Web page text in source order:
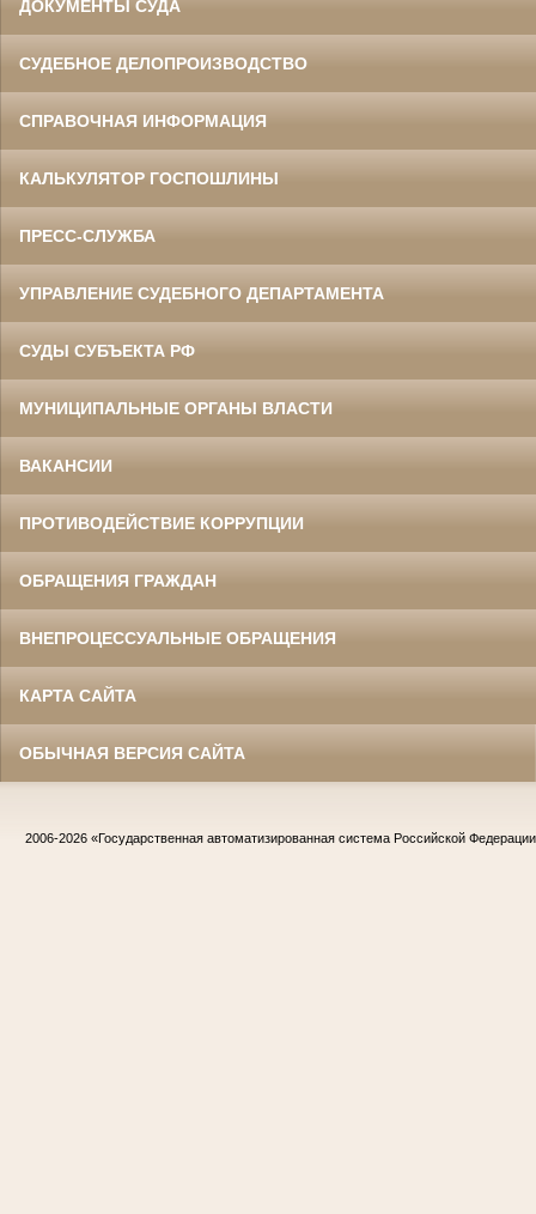
ДОКУМЕНТЫ СУДА
СУДЕБНОЕ ДЕЛОПРОИЗВОДСТВО
СПРАВОЧНАЯ ИНФОРМАЦИЯ
КАЛЬКУЛЯТОР ГОСПОШЛИНЫ
ПРЕСС-СЛУЖБА
УПРАВЛЕНИЕ СУДЕБНОГО ДЕПАРТАМЕНТА
СУДЫ СУБЪЕКТА РФ
МУНИЦИПАЛЬНЫЕ ОРГАНЫ ВЛАСТИ
ВАКАНСИИ
ПРОТИВОДЕЙСТВИЕ КОРРУПЦИИ
ОБРАЩЕНИЯ ГРАЖДАН
ВНЕПРОЦЕССУАЛЬНЫЕ ОБРАЩЕНИЯ
КАРТА САЙТА
ОБЫЧНАЯ ВЕРСИЯ САЙТА
2006-2026 «Государственная автоматизированная система Российской